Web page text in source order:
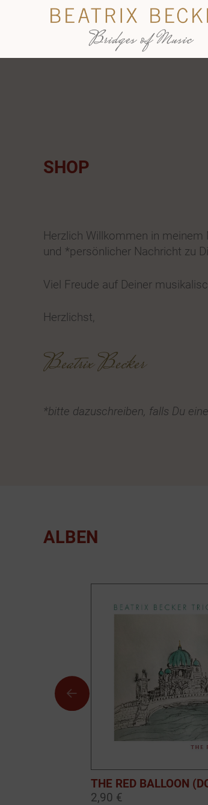
SHOP
Herzlich Willkommen in
und *persönlicher Nachricht zu
Viel Freude auf Deiner
Herzlichst,
Beatrix Becker
*bitte dazuschreiben, falls Du
ALBEN
THE RED BALLOON
2,90 €